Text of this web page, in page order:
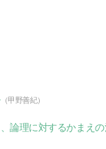
（甲野善紀）
論理に対するかまえ